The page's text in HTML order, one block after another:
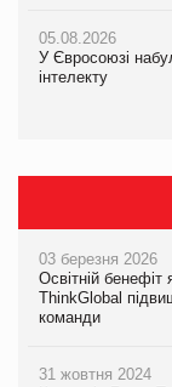
05.08.2026
У Євросоюзі
інтелекту
05.08.2026
Сергій Лісунов
05.08.2026
Рекламна
втрату 6,9 трлн
03 березня 2026
Освітній бенефіт
ThinkGlobal
команди
31 жовтня 2024